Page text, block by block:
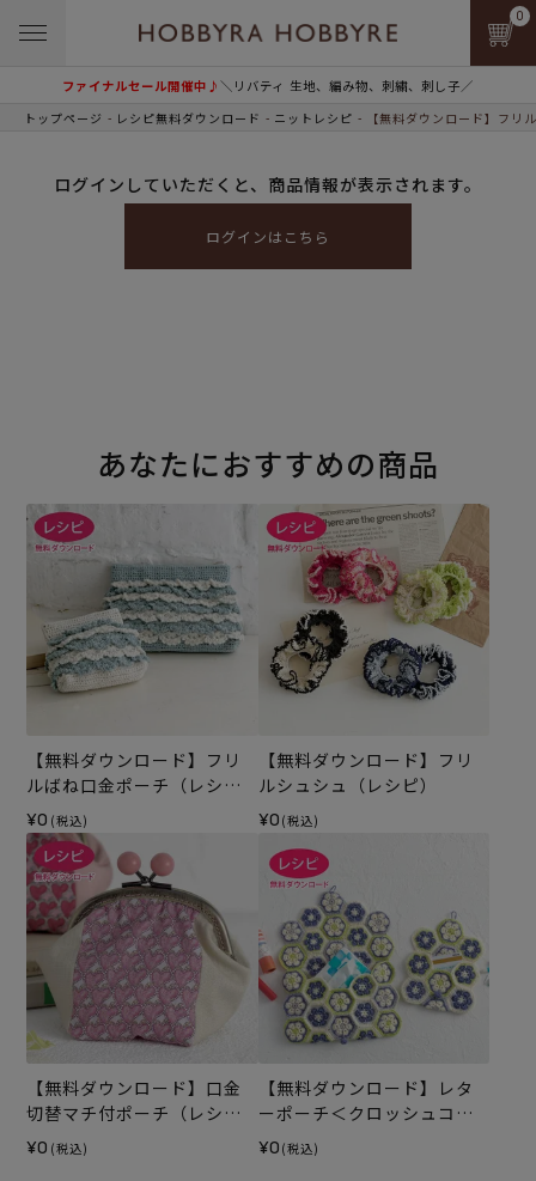
ファイナルセール開催中♪＼リバティ 生地、編み物、刺繍、刺し子／
0
トップページ レシピ無料ダウンロード ニットレシピ 【無料ダウンロード】フリ
ログインしていただくと、商品情報が表示されます。
ログインはこちら
あなたにおすすめの商品
【無料ダウンロード】フリ
ルばね口金ポーチ（レシ
ピ）
¥0 (税込)
【無料ダウンロード】フリ
ルシュシュ（レシピ）
¥0 (税込)
【無料ダウンロード】口金
切替マチ付ポーチ（レシ
ピ）
¥0 (税込)
【無料ダウンロード】レタ
ーポーチ＜クロッシュコッ
トン＞（レシピ）
¥0 (税込)